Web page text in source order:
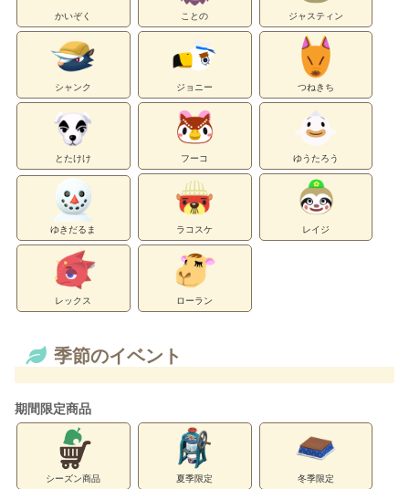
かいぞく ことの ジャスティン
シャンク ジョニー つねきち
とたけけ フーコ ゆうたろう
ゆきだるま ラコスケ レイジ
レックス ローラン
季節のイベント
期間限定商品
シーズン商品 夏季限定 冬季限定